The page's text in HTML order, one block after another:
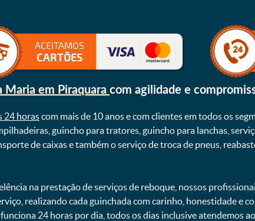
ACEITAMOS
CARTÕES
Maria em Piraquara com agilidade e
24 horascom mais de 10 anos e com clientes em todos os
guincho para tratores, guincho para lanchas,
de caixas e também o serviço de troca de pneus,
na prestação de serviços de reboque, nossos
realizando cada guinchada com carinho, honestidade e
funciona 24 horas por dia, todos os dias inclusive atendemos